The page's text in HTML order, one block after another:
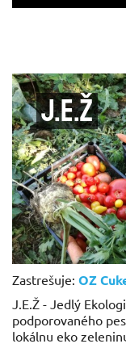
J.E.Ž
Zastrešuje: OZ
J.E.Ž - Jedlý
podporovaného
lokálnu eko